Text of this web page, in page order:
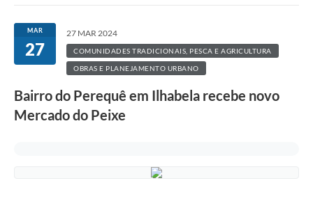
MAR
27
27 MAR 2024
COMUNIDADES TRADICIONAIS, PESCA E AGRICULTURA
OBRAS E PLANEJAMENTO URBANO
Bairro do Perequê em Ilhabela recebe novo
Mercado do Peixe